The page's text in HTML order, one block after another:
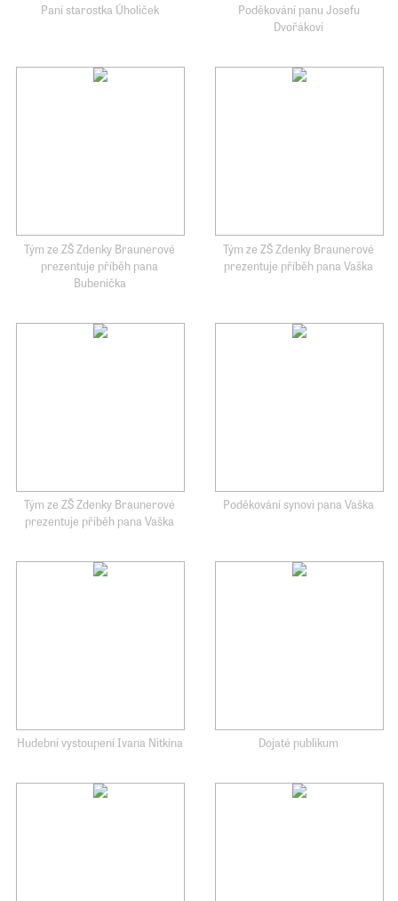
Paní starostka Úholiček
Poděkování panu Josefu
Dvořákovi
Tým ze ZŠ Zdenky Braunerové
prezentuje příběh pana
Bubeníčka
Tým ze ZŠ Zdenky Braunerové
prezentuje příběh pana Vaška
Tým ze ZŠ Zdenky Braunerové
prezentuje příběh pana Vaška
Poděkování synovi pana Vaška
Hudební vystoupení Ivana Nitkina Dojaté publikum